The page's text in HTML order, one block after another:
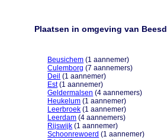
Plaatsen in omgeving van Beesd
Beusichem (1 aannemer)
Culemborg (7 aannemers)
Deil (1 aannemer)
Est(1 aannemer)
Geldermalsen (4 aannemers)
Heukelum (1 aannemer)
Leerbroek (1 aannemer)
Leerdam (4 aannemers)
Rijswijk (1 aannemer)
Schoonrewoerd (1 aannemer)